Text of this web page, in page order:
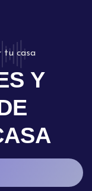
tu casa
Y